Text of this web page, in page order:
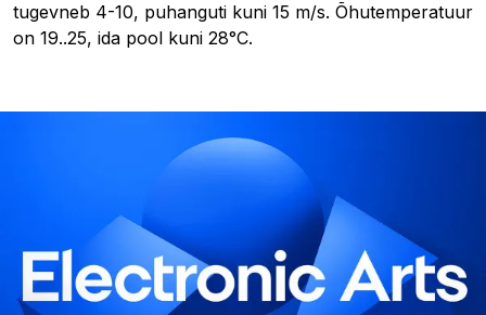
tugevneb 4-10, puhanguti kuni 15 m/s. Õhutemperatuur
on 19..25, ida pool kuni 28°C.